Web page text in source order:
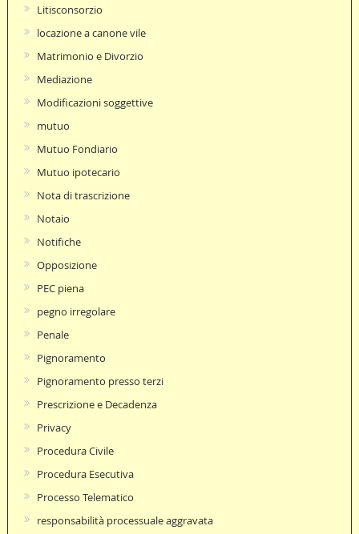
Litisconsorzio
locazione a canone vile
Matrimonio e Divorzio
Mediazione
Modificazioni soggettive
mutuo
Mutuo Fondiario
Mutuo ipotecario
Nota di trascrizione
Notaio
Notifiche
Opposizione
PEC piena
pegno irregolare
Penale
Pignoramento
Pignoramento presso terzi
Prescrizione e Decadenza
Privacy
Procedura Civile
Procedura Esecutiva
Processo Telematico
responsabilità processuale aggravata